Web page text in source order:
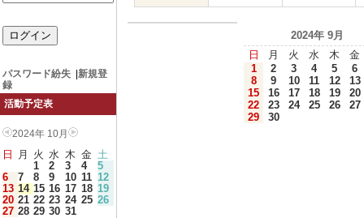
パスワード紛失
新規登
録
活動予定表
2024年 10月
日 月 火 水 木 金 土
1
2 3 4
5
6
7 8 9 10 11 12
13 14 15 16 17 18 19
20 21 22 23 24 25 26
27 28 29 30 31
2024年 9月
日
月 火 水 木
金
1
2 3 4 5
6
8
9 10 11 12
13
15
16 17 18 19
20
22
23 24 25 26
27
29
30